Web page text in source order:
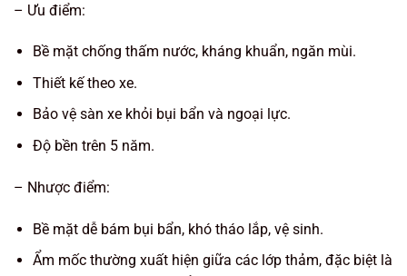
– Ưu điểm:
Bề mặt chống thấm nước, kháng khuẩn, ngăn mùi.
Thiết kế theo xe.
Bảo vệ sàn xe khỏi bụi bẩn và ngoại lực.
Độ bền trên 5 năm.
– Nhược điểm:
Bề mặt dễ bám bụi bẩn, khó tháo lắp, vệ sinh.
Ẩm mốc thường xuất hiện giữa các lớp thảm, đặc biệt là